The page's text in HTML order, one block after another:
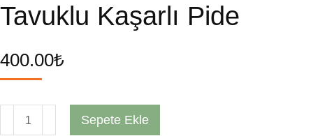
Tavuklu Kaşarlı Pide
400.00₺
Sepete Ekle